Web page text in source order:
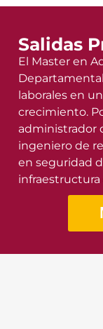
Salidas
El Master en
laborales en
crecimiento.
administrador
ingeniero de
en seguridad